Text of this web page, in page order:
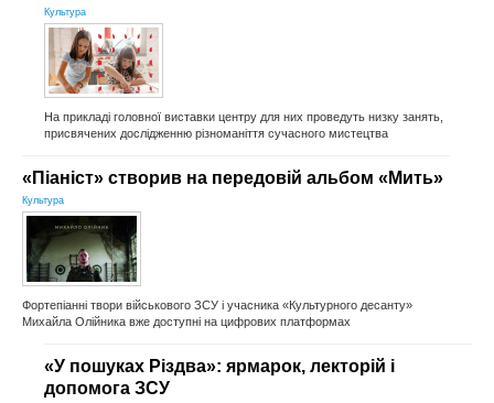
Культура
На прикладі головної виставки центру для них проведуть низку занять,
присвячених дослідженню різноманіття сучасного мистецтва
«Піаніст» створив на передовій альбом «Мить»
Культура
Фортепіанні твори військового ЗСУ і учасника «Культурного десанту»
Михайла Олійника вже доступні на цифрових платформах
«У пошуках Різдва»: ярмарок, лекторій і
допомога ЗСУ